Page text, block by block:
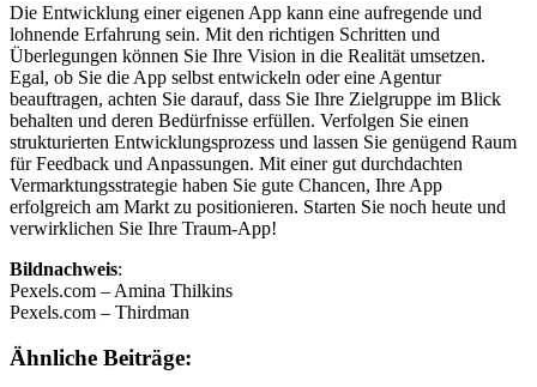
Die Entwicklung einer eigenen App kann eine aufregende und
lohnende Erfahrung sein. Mit den richtigen Schritten und
Überlegungen können Sie Ihre Vision in die Realität umsetzen.
Egal, ob Sie die App selbst entwickeln oder eine Agentur
beauftragen, achten Sie darauf, dass Sie Ihre Zielgruppe im Blick
behalten und deren Bedürfnisse erfüllen. Verfolgen Sie einen
strukturierten Entwicklungsprozess und lassen Sie genügend Raum
für Feedback und Anpassungen. Mit einer gut durchdachten
Vermarktungsstrategie haben Sie gute Chancen, Ihre App
erfolgreich am Markt zu positionieren. Starten Sie noch heute und
verwirklichen Sie Ihre Traum-App!
Bildnachweis:
Pexels.com – Amina Thilkins
Pexels.com – Thirdman
Ähnliche Beiträge: